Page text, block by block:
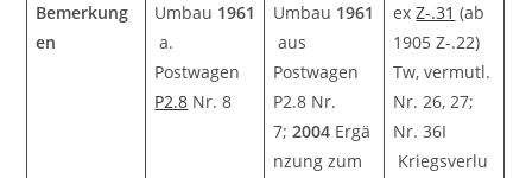
Bemerkung
en
Umbau 1961
a.
Postwagen
P2.8 Nr. 8
Umbau 1961
aus
Postwagen
P2.8 Nr.
7;2004 Ergä
nzung zum
exZ-.31 (ab
1905 Z-.22)
Tw, vermutl.
Nr. 26, 27;
Nr. 36I
Kriegsverlu